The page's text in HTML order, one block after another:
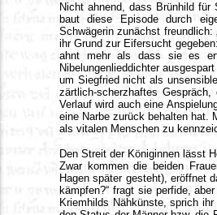
Nicht ahnend, dass Brünhild
baut diese Episode durch
Schwägerin zunächst freundlich:
ihr Grund zur Eifersucht
ahnt mehr als dass sie es
Nibelungenlieddichter
um Siegfried nicht als
zärtlich-scherzhaftes
Verlauf wird auch eine
eine Narbe zurück behalten hat.
als vitalen Menschen zu
Den Streit der Königinnen lässt
Zwar kommen die beiden
Hagen später gesteht), eröffnet
kämpfen?“ fragt sie perfide,
Kriemhilds Nähkünste, sprich